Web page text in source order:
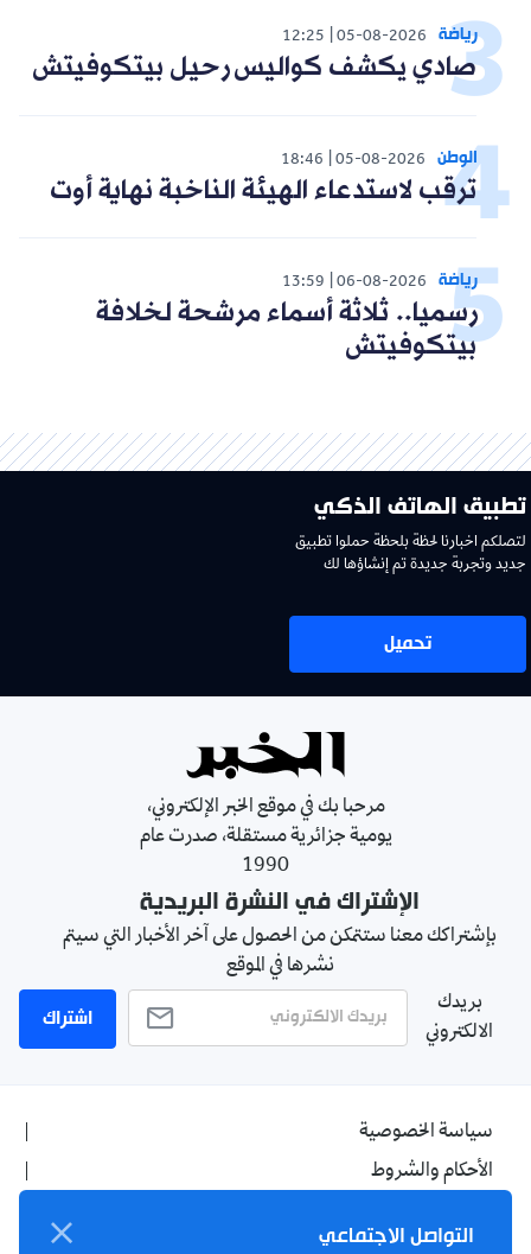
رياضة 05-08-2026
12:25
صادي يكشف كواليس رحيل بيتكوفيتش
الوطن 05-08-2026
18:46
ترقب لاستدعاء الهيئة الناخبة نهاية أوت
رياضة 06-08-2026
13:59
رسميا.. ثلاثة أسماء مرشحة لخلافة
بيتكوفيتش
تطبيق الهاتف الذكي
لتصلكم اخبارنا لحظة بلحظة حملوا تطبيق
جديد وتجربة جديدة تم إنشاؤها لك
تحميل
مرحبا بك في موقع الخبر الإلكتروني،
يومية جزائرية مستقلة، صدرت عام
1990
الإشتراك في النشرة البريدية
بإشتراكك معنا ستتمكن من الحصول على آخر الأخبار التي سيتم
نشرها في الموقع
بريدك
الالكتروني
اشتراك
سياسة الخصوصية
الأحكام والشروط
التواصل الاجتماعي